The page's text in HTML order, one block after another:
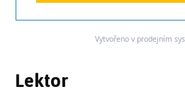
Vytvořeno v prodejním
Lektor